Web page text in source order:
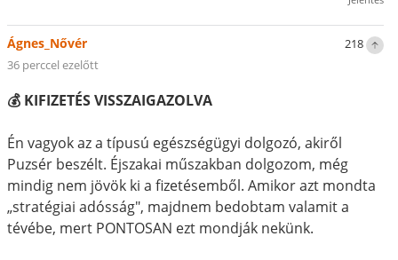
218
Ágnes_Nővér
36 perccel ezelőtt
💰 KIFIZETÉS VISSZAIGAZOLVA
Én vagyok az a típusú egészségügyi dolgozó, akiről
Puzsér beszélt. Éjszakai műszakban dolgozom, még
mindig nem jövök ki a fizetésemből. Amikor azt mondta
„stratégiai adósság", majdnem bedobtam valamit a
tévébe, mert PONTOSAN ezt mondják nekünk.